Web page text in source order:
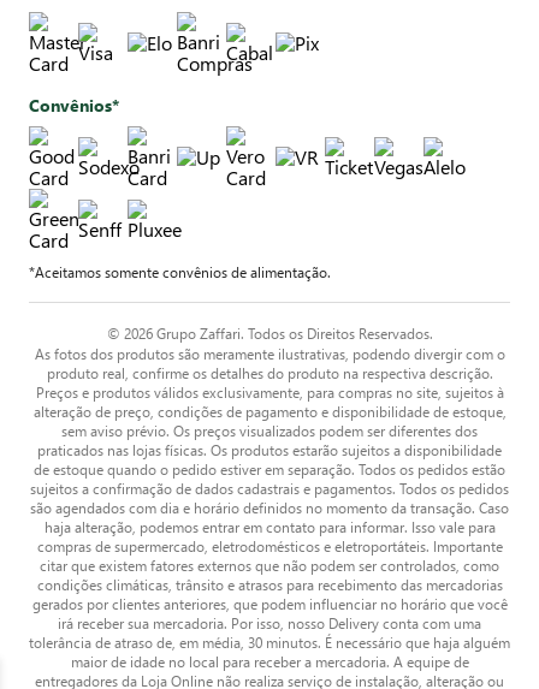
Convênios*
*Aceitamos somente convênios de alimentação.
© 2026 Grupo Zaffari. Todos os Direitos Reservados.
As fotos dos produtos são meramente ilustrativas, podendo divergir com o
produto real, confirme os detalhes do produto na respectiva descrição.
Preços e produtos válidos exclusivamente, para compras no site, sujeitos à
alteração de preço, condições de pagamento e disponibilidade de estoque,
sem aviso prévio. Os preços visualizados podem ser diferentes dos
praticados nas lojas físicas. Os produtos estarão sujeitos a disponibilidade
de estoque quando o pedido estiver em separação. Todos os pedidos estão
sujeitos a confirmação de dados cadastrais e pagamentos. Todos os pedidos
são agendados com dia e horário definidos no momento da transação. Caso
haja alteração, podemos entrar em contato para informar. Isso vale para
compras de supermercado, eletrodomésticos e eletroportáteis. Importante
citar que existem fatores externos que não podem ser controlados, como
condições climáticas, trânsito e atrasos para recebimento das mercadorias
gerados por clientes anteriores, que podem influenciar no horário que você
irá receber sua mercadoria. Por isso, nosso Delivery conta com uma
tolerância de atraso de, em média, 30 minutos. É necessário que haja alguém
maior de idade no local para receber a mercadoria. A equipe de
entregadores da Loja Online não realiza serviço de instalação, alteração ou